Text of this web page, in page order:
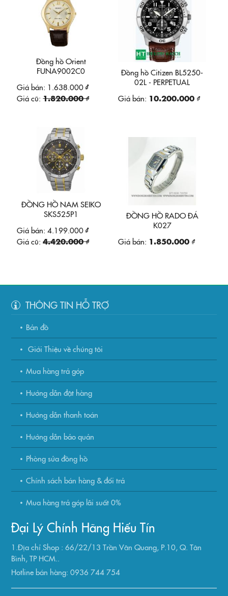
Đồng hồ Orient
FUNA9002C0
Giá bán: 1.638.000 ₫
Giá cũ: 1.820.000 ₫
Đồng hồ Citizen BL5250-
02L - PERPETUAL
CHRONOGRAPH
Giá bán: 10.200.000 ₫
ĐỒNG HỒ NAM SEIKO
SKS525P1
Giá bán: 4.199.000 ₫
Giá cũ: 4.420.000 ₫
ĐỒNG HỒ RADO ĐÁ
K027
Giá bán: 1.850.000 ₫
THÔNG TIN HỖ TRỢ
Bản đồ
Giới Thiệu về chúng tôi
Mua hàng trả góp
Hướng dẫn đặt hàng
Hướng dẫn thanh toán
Hướng dẫn bảo quản
Phòng sửa đồng hồ
Chính sách bán hàng & đổi trả
Mua hàng trả góp lãi suất 0%
Đại Lý Chính Hãng Hiếu Tín
1.Địa chỉ Shop : 66/22/13 Trần Văn Quang, P.10, Q. Tân
Bình, TP HCM..
Hotline bán hàng: 0936 744 754